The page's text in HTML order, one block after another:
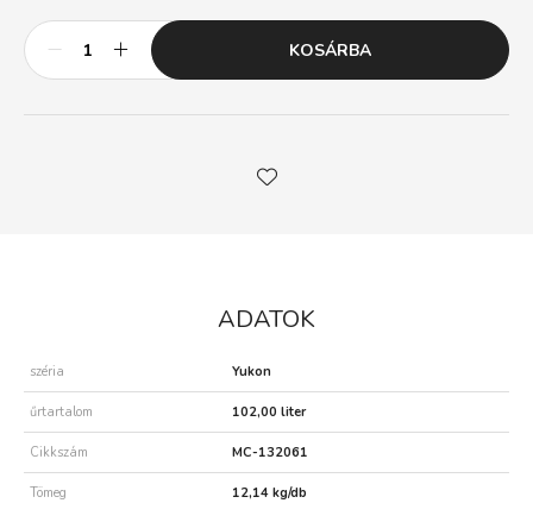
KOSÁRBA
ADATOK
széria Yukon
űrtartalom 102,00 liter
Cikkszám MC-132061
Tömeg 12,14 kg/db